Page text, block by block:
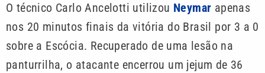
O técnico Carlo Ancelotti utilizou Neymar apenas
nos 20 minutos finais da vitória do Brasil por 3 a 0
sobre a Escócia. Recuperado de uma lesão na
panturrilha, o atacante encerrou um jejum de 36